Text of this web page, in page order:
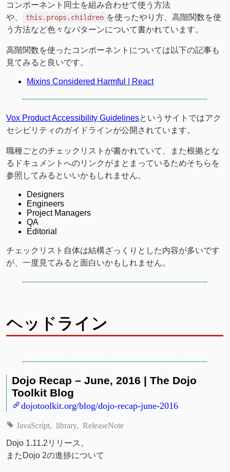
コンポーネント同士を組み合わせて使う方法
や、
this.props.children を使ったやり方、高階関数を使
う方法など色々なパターンについて書かれています。
高階関数を使ったコンポーネントについては以下の記事も
見てみると良いです。
Mixins Considered Harmful | React
Vox Product Accessibility Guidelinesというサイトではアク
セシビリティのガイドラインが公開されています。
職種ごとのチェックリストが書かれていて、また根拠とな
るドキュメントへのリンクがまとまっているためそちらを
参照してみるといいかもしれません。
Designers
Engineers
Project Managers
QA
Editorial
チェックリスト自体は結構ざっくりとした内容が多いです
が、一度見てみると面白いかもしれません。
ヘッドライン
Dojo Recap – June, 2016 | The Dojo
Toolkit Blog
dojotoolkit.org/blog/dojo-recap-june-2016
JavaScript library ReleaseNote
Dojo 1.11.2リリース。
またDojo 2の進捗について